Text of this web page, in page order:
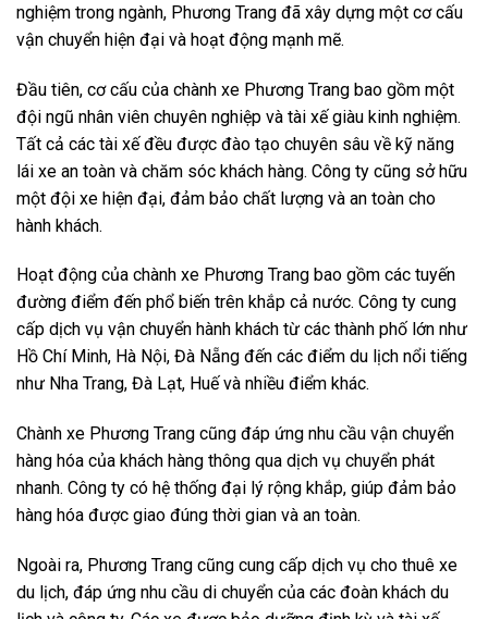
nghiệm trong ngành, Phương Trang đã xây dựng một cơ cấu
vận chuyển hiện đại và hoạt động mạnh mẽ.
Đầu tiên, cơ cấu của chành xe Phương Trang bao gồm một
đội ngũ nhân viên chuyên nghiệp và tài xế giàu kinh nghiệm.
Tất cả các tài xế đều được đào tạo chuyên sâu về kỹ năng
lái xe an toàn và chăm sóc khách hàng. Công ty cũng sở hữu
một đội xe hiện đại, đảm bảo chất lượng và an toàn cho
hành khách.
Hoạt động của chành xe Phương Trang bao gồm các tuyến
đường điểm đến phổ biến trên khắp cả nước. Công ty cung
cấp dịch vụ vận chuyển hành khách từ các thành phố lớn như
Hồ Chí Minh, Hà Nội, Đà Nẵng đến các điểm du lịch nổi tiếng
như Nha Trang, Đà Lạt, Huế và nhiều điểm khác.
Chành xe Phương Trang cũng đáp ứng nhu cầu vận chuyển
hàng hóa của khách hàng thông qua dịch vụ chuyển phát
nhanh. Công ty có hệ thống đại lý rộng khắp, giúp đảm bảo
hàng hóa được giao đúng thời gian và an toàn.
Ngoài ra, Phương Trang cũng cung cấp dịch vụ cho thuê xe
du lịch, đáp ứng nhu cầu di chuyển của các đoàn khách du